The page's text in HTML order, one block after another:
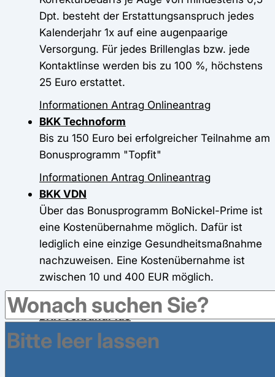
Dpt. besteht der Erstattungsanspruch jedes
Kalenderjahr 1x auf eine augenpaarige
Versorgung. Für jedes Brillenglas bzw. jede
Kontaktlinse werden bis zu 100 %, höchstens
25 Euro erstattet.
Informationen Antrag Onlineantrag
BKK Technoform
Bis zu 150 Euro bei erfolgreicher Teilnahme am
Bonusprogramm "Topfit"
Informationen Antrag Onlineantrag
BKK VDN
Über das Bonusprogramm BoNickel-Prime ist
eine Kostenübernahme möglich. Dafür ist
lediglich eine einzige Gesundheitsmaßnahme
nachzuweisen. Eine Kostenübernahme ist
zwischen 10 und 400 EUR möglich.
Informationen AntragOnlineantrag
BKK VerbundPlus
InformationenAntragOnlineantrag